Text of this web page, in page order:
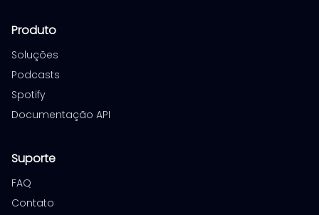
Produto
Soluções
Podcasts
Spotify
Documentação API
Suporte
FAQ
Contato